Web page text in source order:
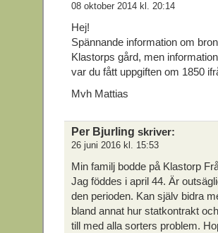
08 oktober 2014 kl. 20:14
Hej!
Spännande information om
Klastorps gård, men
var du fått uppgiften om 1850
Mvh Mattias
Per Bjurling skriver:
26 juni 2016 kl. 15:53
Min familj bodde på Klastorp
Jag föddes i april 44. Är
den perioden. Kan själv bidra
bland annat hur statkontrakt
till med alla sorters problem.